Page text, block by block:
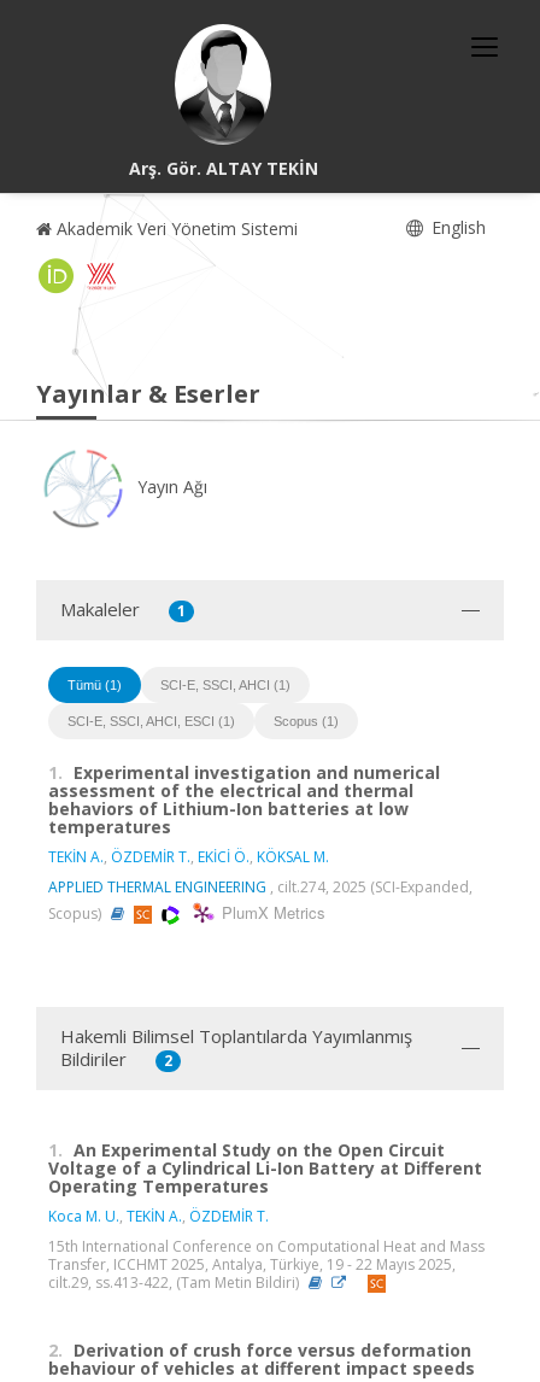
Arş. Gör. ALTAY TEKİN
Akademik Veri Yönetim Sistemi English
Yayınlar & Eserler
Yayın Ağı
Makaleler 1
Tümü (1) SCI-E, SSCI, AHCI (1)
SCI-E, SSCI, AHCI, ESCI (1) Scopus (1)
1. Experimental investigation and numerical
assessment of the electrical and thermal
behaviors of Lithium-Ion batteries at low
temperatures
TEKİN A., ÖZDEMİR T., EKİCİ Ö., KÖKSAL M.
APPLIED THERMAL ENGINEERING , cilt.274, 2025 (SCI-Expanded,
Scopus)
PlumX Metrics
Hakemli Bilimsel Toplantılarda Yayımlanmış
Bildiriler
2
1. An Experimental Study on the Open Circuit
Voltage of a Cylindrical Li-Ion Battery at Different
Operating Temperatures
Koca M. U., TEKİN A., ÖZDEMİR T.
15th International Conference on Computational Heat and Mass
Transfer, ICCHMT 2025, Antalya, Türkiye, 19 - 22 Mayıs 2025,
cilt.29, ss.413-422, (Tam Metin Bildiri)
2. Derivation of crush force versus deformation
behaviour of vehicles at different impact speeds